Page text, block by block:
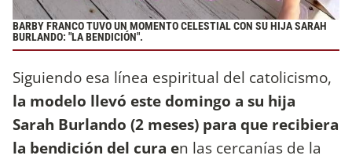
BARBY FRANCO TUVO UN MOMENTO CELESTIAL CON SU HIJA SARAH
BURLANDO: "LA BENDICIÓN".
Siguiendo esa línea espiritual del catolicismo,
la modelo llevó este domingo a su hija
Sarah Burlando (2 meses) para que recibiera
la bendición del cura en las cercanías de la